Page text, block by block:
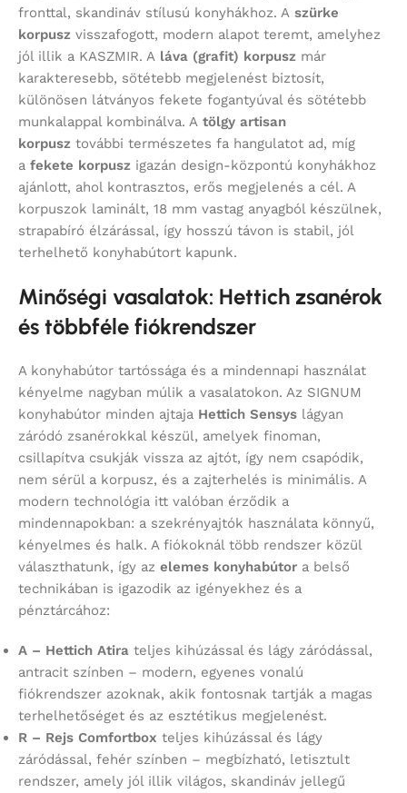
fronttal, skandináv stílusú konyhákhoz. A szürke
korpusz visszafogott, modern alapot teremt, amelyhez
jól illik a KASZMIR. A láva (grafit) korpusz már
karakteresebb, sötétebb megjelenést biztosít,
különösen látványos fekete fogantyúval és sötétebb
munkalappal kombinálva. A tölgy artisan
korpusz további természetes fa hangulatot ad, míg
a fekete korpusz igazán design-központú konyhákhoz
ajánlott, ahol kontrasztos, erős megjelenés a cél. A
korpuszok laminált, 18 mm vastag anyagból készülnek,
strapabíró élzárással, így hosszú távon is stabil, jól
terhelhető konyhabútort kapunk.
Minőségi vasalatok: Hettich zsanérok
és többféle fiókrendszer
A konyhabútor tartóssága és a mindennapi használat
kényelme nagyban múlik a vasalatokon. Az SIGNUM
konyhabútor minden ajtaja Hettich Sensys lágyan
záródó zsanérokkal készül, amelyek finoman,
csillapítva csukják vissza az ajtót, így nem csapódik,
nem sérül a korpusz, és a zajterhelés is minimális. A
modern technológia itt valóban érződik a
mindennapokban: a szekrényajtók használata könnyű,
kényelmes és halk. A fiókoknál több rendszer közül
választhatunk, így az elemes konyhabútor a belső
technikában is igazodik az igényekhez és a
pénztárcához:
A – Hettich Atira teljes kihúzással és lágy záródással,
antracit színben – modern, egyenes vonalú
fiókrendszer azoknak, akik fontosnak tartják a magas
terhelhetőséget és az esztétikus megjelenést.
R – Rejs Comfortbox teljes kihúzással és lágy
záródással, fehér színben – megbízható, letisztult
rendszer, amely jól illik világos, skandináv jellegű